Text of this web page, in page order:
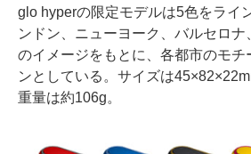
glo hyperの限定モデルは5色をライ
ンドン、ニューヨーク、バルセロ
のイメージをもとに、各都市のモチ
ンとしている。サイズは
重量は約106g。